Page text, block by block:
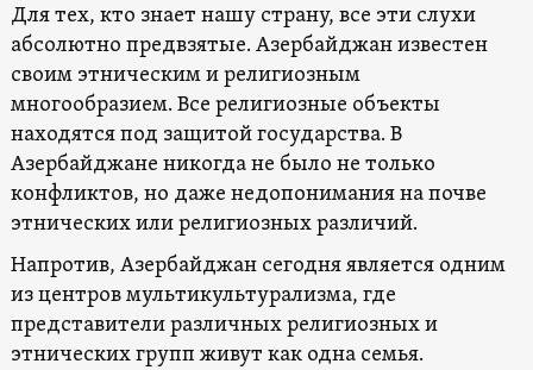
Для тех, кто знает нашу страну, все эти слухи
абсолютно предвзятые. Азербайджан известен
своим этническим и религиозным
многообразием. Все религиозные объекты
находятся под защитой государства. В
Азербайджане никогда не было не только
конфликтов, но даже недопонимания на почве
этнических или религиозных различий.
Напротив, Азербайджан сегодня является одним
из центров мультикультурализма, где
представители различных религиозных и
этнических групп живут как одна семья.